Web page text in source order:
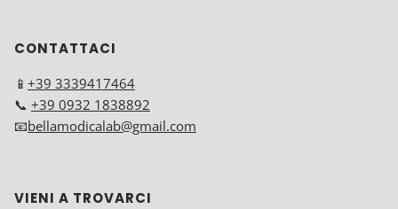
CONTATTACI
📱 +39 3339417464
📞 +39 0932 1838892
📧bellamodicalab@gmail.com
VIENI A TROVARCI